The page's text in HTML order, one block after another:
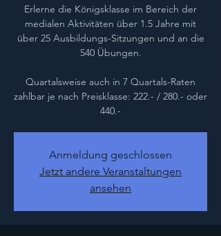
Erlerne die Königsklasse im Bereich der
medialen Aktivitäten über 1.5 Jahre mit
über 25 Ausbildungs-Sitzungen und an die
540 Übungen.
Quartalsweise auch in 7 Quartals-Raten
zahlbar je nach Preisklasse: 222.- / 280.- oder
440.-
Anmeldung geschlossen
Jetzt andere Veranstaltungen
ansehen